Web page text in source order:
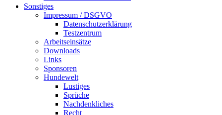
Sonstiges
Impressum / DSGVO
Datenschutzerklärung
Testzentrum
Arbeitseinsätze
Downloads
Links
Sponsoren
Hundewelt
Lustiges
Sprüche
Nachdenkliches
Recht